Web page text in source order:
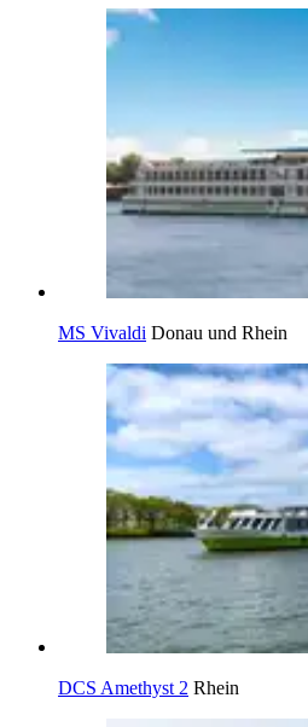
MS Vivaldi Donau und Rhein
DCS Amethyst 2 Rhein